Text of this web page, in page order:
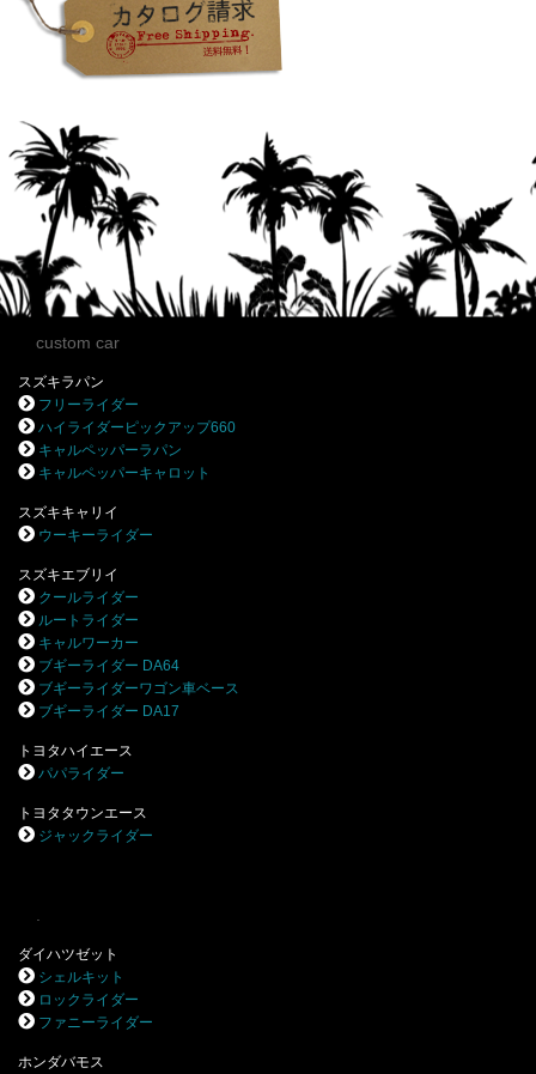
custom car
スズキラパン
フリーライダー
ハイライダーピックアップ660
キャルペッパーラパン
キャルペッパーキャロット
スズキキャリイ
ウーキーライダー
スズキエブリイ
クールライダー
ルートライダー
キャルワーカー
ブギーライダー DA64
ブギーライダーワゴン車ベース
ブギーライダー DA17
トヨタハイエース
パパライダー
トヨタタウンエース
ジャックライダー
ダイハツゼット
シェルキット
ロックライダー
ファニーライダー
ホンダバモス